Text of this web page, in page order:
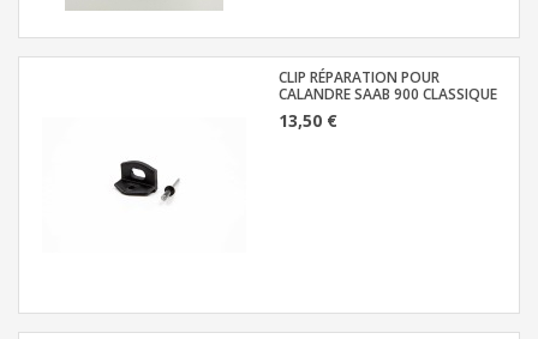
CLIP RÉPARATION POUR
CALANDRE SAAB 900 CLASSIQUE
13,50 €